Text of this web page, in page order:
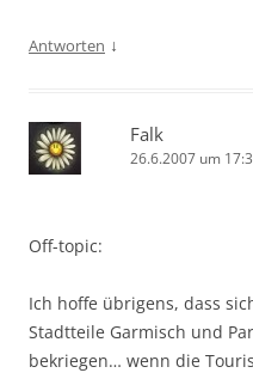
Antworten ↓
Falk
26.6.2007 um
Off-topic:
Ich hoffe übrigens, dass
Stadtteile Garmisch und
bekriegen… wenn die